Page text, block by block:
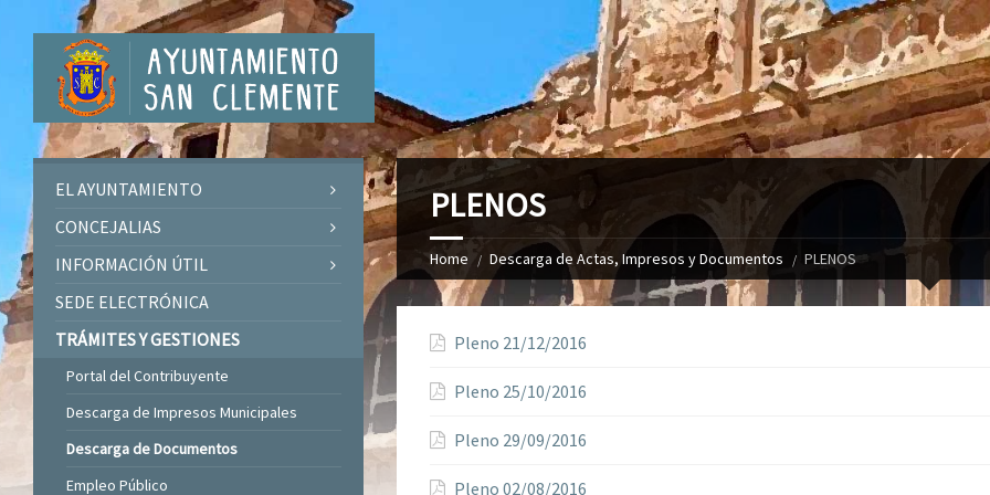
PLENOS
Home Descarga de Actas, Impresos y Documentos PLENOS
Pleno 21/12/2016
Pleno 25/10/2016
Pleno 29/09/2016
Pleno 02/08/2016
EL AYUNTAMIENTO
CONCEJALIAS
INFORMACIÓN ÚTIL
SEDE ELECTRÓNICA
TRÁMITES Y GESTIONES
Portal del Contribuyente
Descarga de Impresos Municipales
Descarga de Documentos
Empleo Público